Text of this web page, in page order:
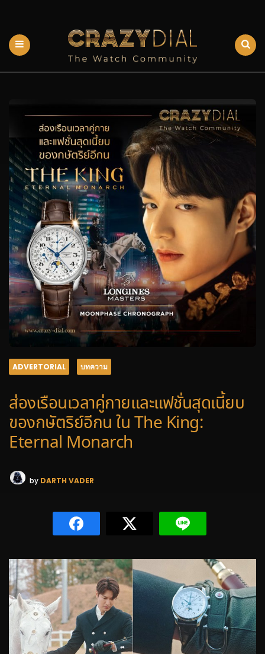
ADVERTORIAL บทความ
ส่องเรือนเวลาคู่กายและแฟชั่นสุดเนี้ยบ
ของกษัตริย์อีกน ใน The King:
Eternal Monarch
by DARTH VADER